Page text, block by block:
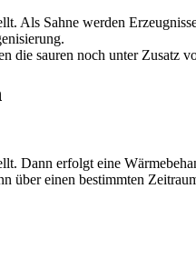
Als Sahne werden
die sauren noch unter Zusatz
Dann erfolgt eine
über einen bestimmten